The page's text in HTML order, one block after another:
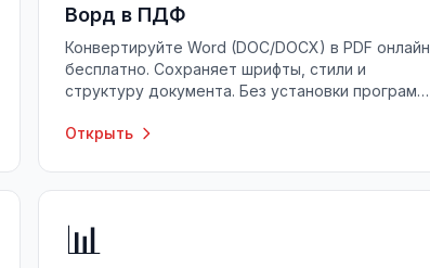
Ворд в ПДФ
Конвертируйте Word (DOC/DOCX) в PDF онлайн
бесплатно. Сохраняет шрифты, стили и
структуру документа. Без установки программ,
Открыть
📊